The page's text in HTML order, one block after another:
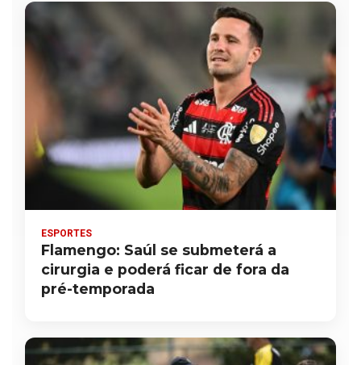
ESPORTES
Flamengo: Saúl se submeterá a
cirurgia e poderá ficar de fora da
pré-temporada